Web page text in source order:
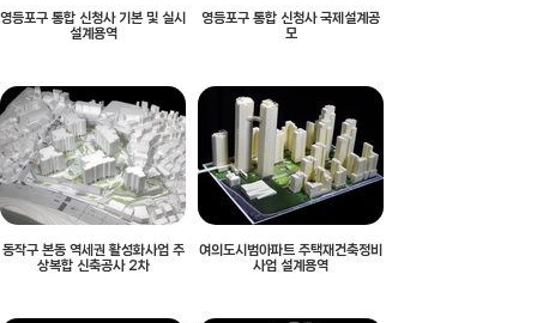
영등포구 통합 신청사 기본 및 실시
설계용역
영등포구 통합 신청사 국제설계공
모
동작구 본동 역세권 활성화사업 주
상복합 신축공사 2차
여의도시범아파트 주택재건축정비
사업 설계용역